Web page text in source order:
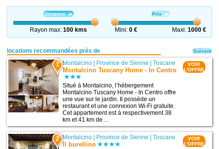
Distance
Rayon max:100 kms
Prix
Mini:0 € Maxi: 1000 €
locations recommandées près de
1 Montalcino | Province de Sienne |Toscane
Montalcino Tuscany Home - In Centro
Situé à Montalcino, l’hébergement
Montalcino Tuscany Home - In Centro offre
une vue sur le jardin. Il possède un
restaurant et une connexion Wi-Fi gratuite.
Cet appartement est à respectivement 38
km et 41 km de ...
VOIR
L'OFFRE
2 Montalcino Province de Sienne |Toscane
Il burellino
VOIR
L'OFFRE
Suivant